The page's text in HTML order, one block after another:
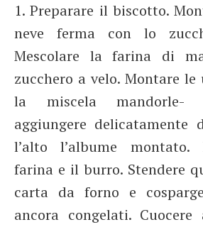
1. Preparare il biscotto.
neve ferma con lo
Mescolare la farina di
zucchero a velo. Montare
la miscela mandorle-
aggiungere delicatamente
l’alto l’albume montato.
farina e il burro. Stendere
carta da forno e
ancora congelati.